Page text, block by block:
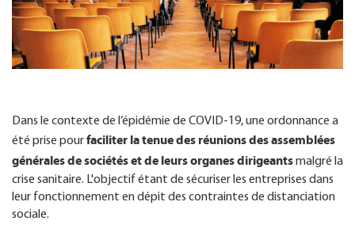
Dans le contexte de l’épidémie de COVID-19, une ordonnance a
été prise pourfaciliter la tenue des réunions des assemblées
générales de sociétés et de leurs organes dirigeantsmalgré la
crise sanitaire. L'objectif étant de sécuriser les entreprises dans
leur fonctionnement en dépit des contraintes de distanciation
sociale.